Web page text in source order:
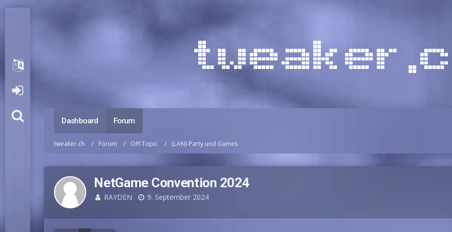
Dashboard Forum
tweaker.ch Forum Off-Topic (LAN)-Party und Games
NetGame Convention 2024
RAYDEN 9. September 2024